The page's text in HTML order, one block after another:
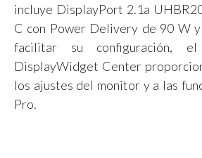
incluye DisplayPort 2.1a
C con Power Delivery de 90 W y
facilitar su configuración,
DisplayWidget Center
los ajustes del monitor y a las
Pro.